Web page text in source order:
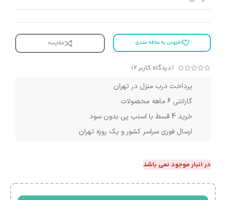
افزودن به علاقه مندی مقایسه
(دیدگاه کاربر2
)
پرداخت درب منزل در تهران
گارانتی 6 ماهه محصولات
خرید 4 قسط با اسنپ پی بدون سود
ارسال فوری سراسر کشور و یک روزه تهران
در انبار موجود نمی باشد